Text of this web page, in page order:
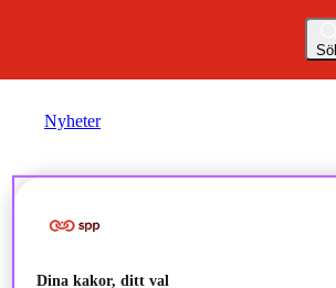
Nyheter
Dina kakor, ditt val